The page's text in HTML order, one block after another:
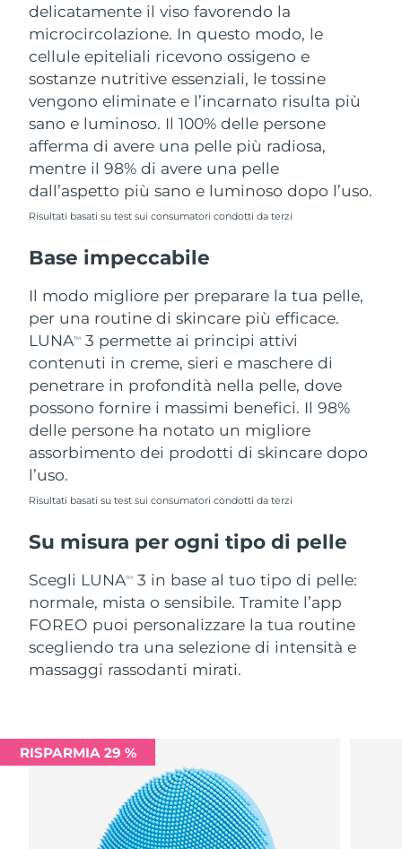
delicatamente il viso favorendo la
microcircolazione. In questo modo, le
cellule epiteliali ricevono ossigeno e
sostanze nutritive essenziali, le tossine
vengono eliminate e l’incarnato risulta più
sano e luminoso. Il 100% delle persone
afferma di avere una pelle più radiosa,
mentre il 98% di avere una pelle
dall’aspetto più sano e luminoso dopo l’uso.
Risultati basati su test sui consumatori condotti da terzi
Base impeccabile
Il modo migliore per preparare la tua pelle,
per una routine di skincare più efficace.
LUNATM
3 permette ai principi attivi
contenuti in creme, sieri e maschere di
penetrare in profondità nella pelle, dove
possono fornire i massimi benefici. Il 98%
delle persone ha notato un migliore
assorbimento dei prodotti di skincare dopo
l’uso.
Risultati basati su test sui consumatori condotti da terzi
Su misura per ogni tipo di pelle
Scegli LUNATM
3 in base al tuo tipo di pelle:
normale, mista o sensibile. Tramite l’app
FOREO puoi personalizzare la tua routine
scegliendo tra una selezione di intensità e
massaggi rassodanti mirati.
RISPARMIA 29 %